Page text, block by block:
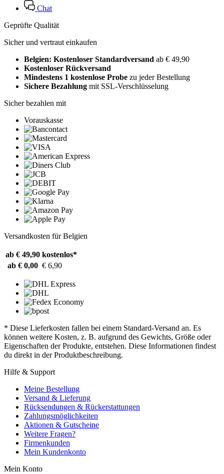
Chat
Geprüfte Qualität
Sicher und vertraut einkaufen
Belgien: Kostenloser Standardversand ab € 49,90
Kostenloser Rückversand
Mindestens 1 kostenlose Probe zu jeder Bestellung
Sichere Bezahlung mit SSL-Verschlüsselung
Sicher bezahlen mit
Vorauskasse
Versandkosten für Belgien
ab € 49,90 kostenlos*
ab € 0,00 € 6,90
* Diese Lieferkosten fallen bei einem Standard-Versand an. Es
können weitere Kosten, z. B. aufgrund des Gewichts, Größe oder
Eigenschaften der Produkte, entstehen. Diese Informationen findest
du direkt in der Produktbeschreibung.
Hilfe & Support
Meine Bestellung
Versand & Lieferung
Rücksendungen & Rückerstattungen
Zahlungsmöglichkeiten
Aktionen & Gutscheine
Weitere Fragen?
Firmenkunden
Mein Kundenkonto
Mein Konto